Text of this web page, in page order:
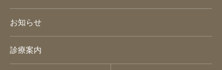
お知らせ
診療案内